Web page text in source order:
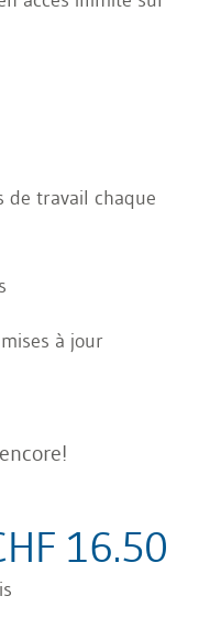
les autres acteurs
partenaires
niveau de
d’une concurrence
limitation
applicables à
de travail chaque
à jour
16.50